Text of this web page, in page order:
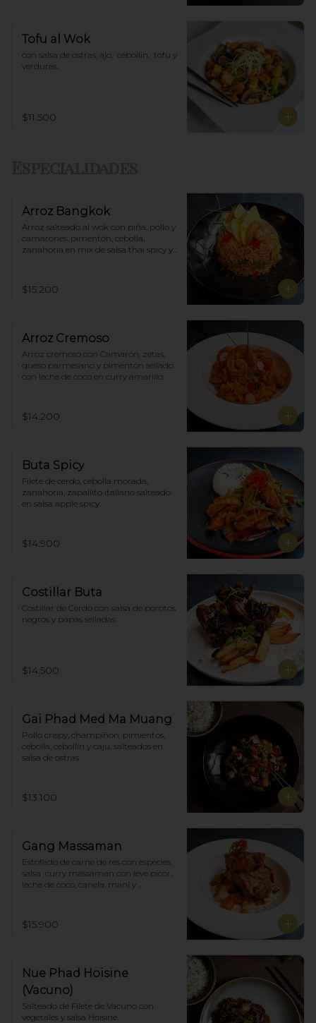
Tofu al Wok
con salsa de ostras, ajo,  cebollin,  tofu y
verduras.
$11.500
Arroz Bangkok
Arroz salteado al wok con piña, pollo y
camarones, pimentón, cebolla,
zanahoria en mix de salsa thai spicy y
$15.200
Arroz Cremoso
Arroz cremoso con Camarón, zetas,
queso parmesano y pimentón sellado
con leche de coco en curry amarillo.
$14.200
Buta Spicy
Filete de cerdo, cebolla morada,
zanahoria, zapallito italiano salteado
en salsa apple spicy.
$14.900
Costillar Buta
Costillar de Cerdo con salsa de porotos
negros y papas selladas
$14.500
Gai Phad Med Ma Muang
Pollo crispy, champiñon, pimientos,
cebolla, cebollín y cajú, salteados en
salsa de ostras.
$13.100
Gang Massaman
Estofado de carne de res con especies,
salsa  curry massaman con leve picor,
leche de coco, canela, maní y
$15.900
Nue Phad Hoisine
(Vacuno)
Salteado de Filete de Vacuno con
vegetales y salsa Hoisine.